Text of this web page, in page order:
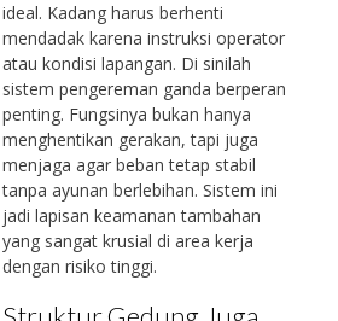
ideal. Kadang harus berhenti
mendadak karena instruksi operator
atau kondisi lapangan. Di sinilah
sistem pengereman ganda berperan
penting. Fungsinya bukan hanya
menghentikan gerakan, tapi juga
menjaga agar beban tetap stabil
tanpa ayunan berlebihan. Sistem ini
jadi lapisan keamanan tambahan
yang sangat krusial di area kerja
dengan risiko tinggi.